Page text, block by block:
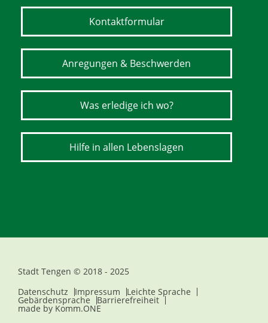
Kontaktformular
Anregungen & Beschwerden
Was erledige ich wo?
Hilfe in allen Lebenslagen
Stadt Tengen © 2018 - 2025
Datenschutz
Impressum Leichte Sprache
Gebärdensprache Barrierefreiheit
made by Komm.ONE